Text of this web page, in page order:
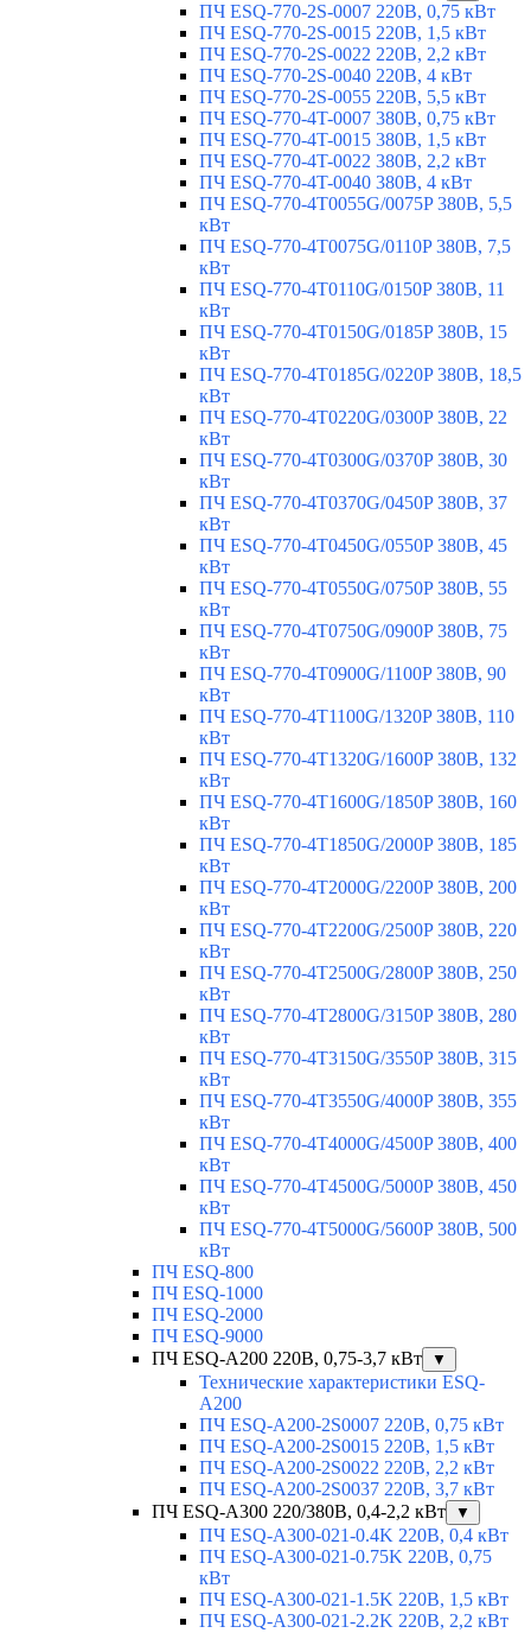
ПЧ ESQ-770-2S-0007 220В, 0,75 кВт
ПЧ ESQ-770-2S-0015 220В, 1,5 кВт
ПЧ ESQ-770-2S-0022 220В, 2,2 кВт
ПЧ ESQ-770-2S-0040 220В, 4 кВт
ПЧ ESQ-770-2S-0055 220В, 5,5 кВт
ПЧ ESQ-770-4T-0007 380В, 0,75 кВт
ПЧ ESQ-770-4T-0015 380В, 1,5 кВт
ПЧ ESQ-770-4T-0022 380В, 2,2 кВт
ПЧ ESQ-770-4T-0040 380В, 4 кВт
ПЧ ESQ-770-4T0055G/0075P 380В, 5,5
кВт
ПЧ ESQ-770-4T0075G/0110P 380В, 7,5
кВт
ПЧ ESQ-770-4T0110G/0150P 380В, 11
кВт
ПЧ ESQ-770-4T0150G/0185P 380В, 15
кВт
ПЧ ESQ-770-4T0185G/0220P 380В, 18,5
кВт
ПЧ ESQ-770-4T0220G/0300P 380В, 22
кВт
ПЧ ESQ-770-4T0300G/0370P 380В, 30
кВт
ПЧ ESQ-770-4T0370G/0450P 380В, 37
кВт
ПЧ ESQ-770-4T0450G/0550P 380В, 45
кВт
ПЧ ESQ-770-4T0550G/0750P 380В, 55
кВт
ПЧ ESQ-770-4T0750G/0900P 380В, 75
кВт
ПЧ ESQ-770-4T0900G/1100P 380В, 90
кВт
ПЧ ESQ-770-4T1100G/1320P 380В, 110
кВт
ПЧ ESQ-770-4T1320G/1600P 380В, 132
кВт
ПЧ ESQ-770-4T1600G/1850P 380В, 160
кВт
ПЧ ESQ-770-4T1850G/2000P 380В, 185
кВт
ПЧ ESQ-770-4T2000G/2200P 380В, 200
кВт
ПЧ ESQ-770-4T2200G/2500P 380В, 220
кВт
ПЧ ESQ-770-4T2500G/2800P 380В, 250
кВт
ПЧ ESQ-770-4T2800G/3150P 380В, 280
кВт
ПЧ ESQ-770-4T3150G/3550P 380В, 315
кВт
ПЧ ESQ-770-4T3550G/4000P 380В, 355
кВт
ПЧ ESQ-770-4T4000G/4500P 380В, 400
кВт
ПЧ ESQ-770-4T4500G/5000P 380В, 450
кВт
ПЧ ESQ-770-4T5000G/5600P 380В, 500
кВт
ПЧ ESQ-800
ПЧ ESQ-1000
ПЧ ESQ-2000
ПЧ ESQ-9000
ПЧ ESQ-A200 220В, 0,75-3,7 кВт
▼
Технические характеристики ESQ-
A200
ПЧ ESQ-A200-2S0007 220В, 0,75 кВт
ПЧ ESQ-A200-2S0015 220В, 1,5 кВт
ПЧ ESQ-A200-2S0022 220В, 2,2 кВт
ПЧ ESQ-A200-2S0037 220В, 3,7 кВт
ПЧ ESQ-A300 220/380В, 0,4-2,2 кВт
▼
ПЧ ESQ-A300-021-0.4K 220В, 0,4 кВт
ПЧ ESQ-A300-021-0.75K 220В, 0,75
кВт
ПЧ ESQ-A300-021-1.5K 220В, 1,5 кВт
ПЧ ESQ-A300-021-2.2K 220В, 2,2 кВт